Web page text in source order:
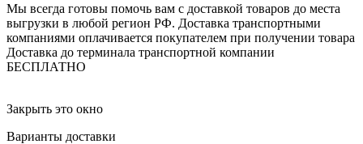
Мы всегда готовы помочь вам с доставкой товаров до места
выгрузки в любой регион РФ. Доставка транспортными
компаниями оплачивается покупателем при получении товара
Доставка до терминала транспортной компании
БЕСПЛАТНО
Закрыть это окно
Варианты доставки